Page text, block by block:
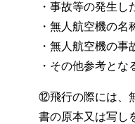
・事故等の発生し
・無人航空機の名
・無人航空機の事
・その他参考とな
⑫飛行の際には、
書の原本又は写し